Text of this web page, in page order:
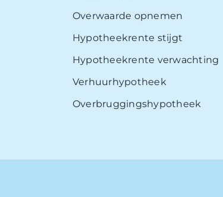
Overwaarde opnemen
Hypotheekrente stijgt
Hypotheekrente verwachting
Verhuurhypotheek
Overbruggingshypotheek